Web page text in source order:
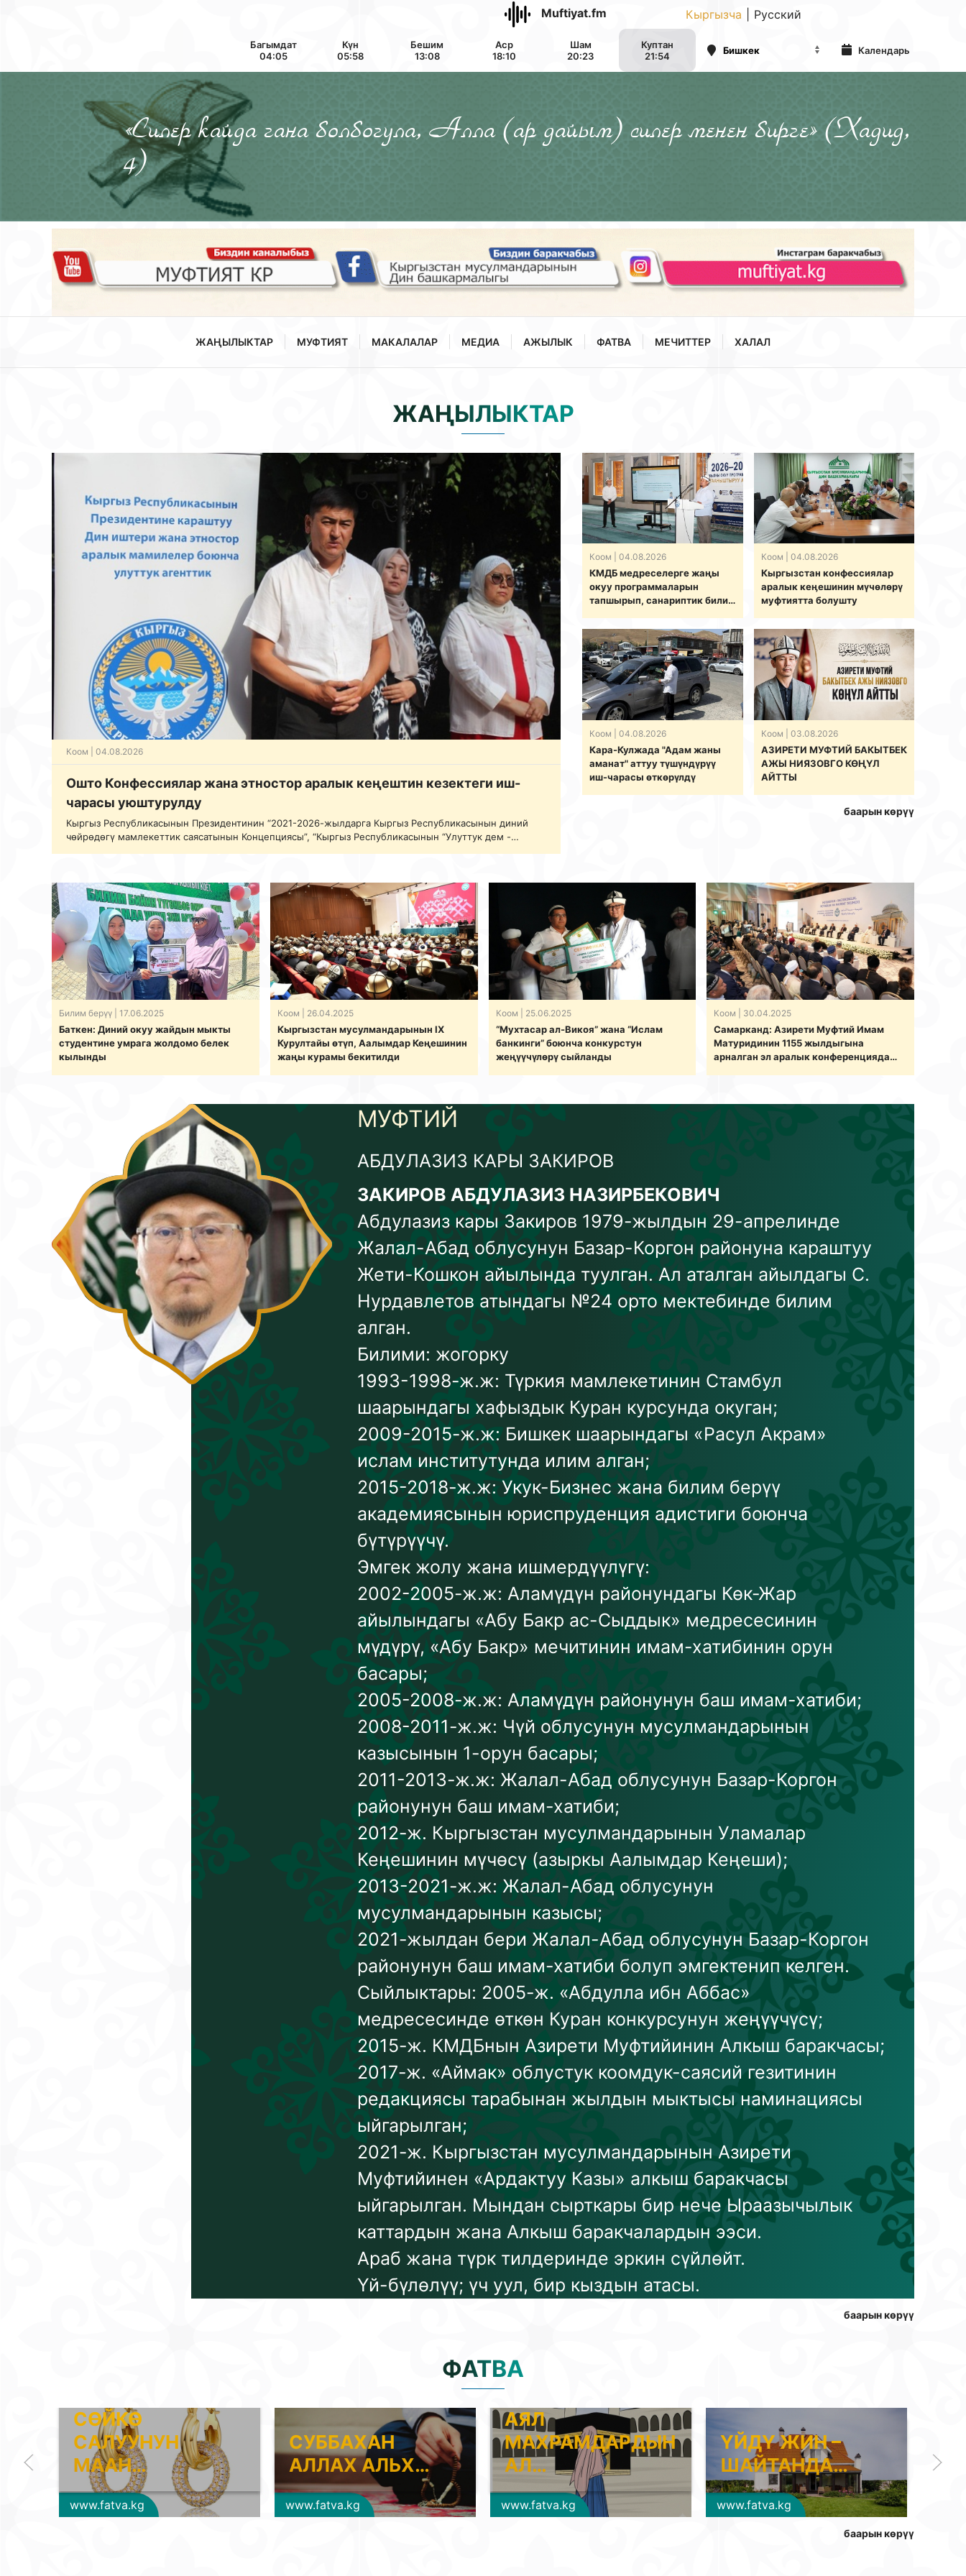
Muftiyat.fm Кыргызча Русский
Багымдат
04:05
Күн
05:58
Бешим
13:08
Аср
18:10
Шам
20:23
Куптан
21:54
Календарь
«Силер кайда гана болбогула, Алла (ар дайым) силер менен бирге» (Хадид,
4)
ЖАҢЫЛЫКТАР МУФТИЯТ МАКАЛАЛАР МЕДИА АЖЫЛЫК ФАТВА МЕЧИТТЕР ХАЛАЛ
ЖАҢЫЛЫКТАР
Коом | 04.08.2026
Ошто Конфессиялар жана этностор аралык кеңештин кезектеги иш-
чарасы уюштурулду
Кыргыз Республикасынын Президентинин “2021-2026-жылдарга Кыргыз Республикасынын диний
чөйрөдөгү мамлекеттик саясатынын Концепциясы”, “Кыргыз Республикасынын “Улуттук дем -
Коом | 04.08.2026
КМДБ медреселерге жаңы
окуу программаларын
тапшырып, санариптик билим
ишке киргизди
Коом | 04.08.2026
Кыргызстан конфессиялар
аралык кеӊешинин мүчөлөрү
муфтиятта болушту
Коом | 04.08.2026
Кара-Кулжада "Адам жаны
аманат" аттуу түшүндүрүү
иш-чарасы өткөрүлдү
Коом | 03.08.2026
АЗИРЕТИ МУФТИЙ БАКЫТБЕК
АЖЫ НИЯЗОВГО КӨҢҮЛ
АЙТТЫ
баарын көрүү
Билим берүү | 17.06.2025
Баткен: Диний окуу жайдын мыкты
студентине умрага жолдомо белек
кылынды
Коом | 26.04.2025
Кыргызстан мусулмандарынын IX
Курултайы өтүп, Аалымдар Кеңешинин
жаңы курамы бекитилди
Коом | 25.06.2025
“Мухтасар ал-Викоя” жана “Ислам
банкинги” боюнча конкурстун
жеңүүчүлөрү сыйланды
Коом | 30.04.2025
Самарканд: Азирети Муфтий Имам
Матуридинин 1155 жылдыгына
арналган эл аралык конференцияда
МУФТИЙ
АБДУЛАЗИЗ КАРЫ ЗАКИРОВ
ЗАКИРОВ АБДУЛАЗИЗ НАЗИРБЕКОВИЧ
Абдулазиз кары Закиров 1979-жылдын 29-апрелинде
Жалал-Абад облусунун Базар-Коргон районуна караштуу
Жети-Кошкон айылында туулган. Ал аталган айылдагы С.
Нурдавлетов атындагы №24 орто мектебинде билим
алган.
Билими: жогорку
1993-1998-ж.ж: Түркия мамлекетинин Стамбул
шаарындагы хафыздык Куран курсунда окуган;
2009-2015-ж.ж: Бишкек шаарындагы «Расул Акрам»
ислам институтунда илим алган;
2015-2018-ж.ж: Укук-Бизнес жана билим берүү
академиясынын юриспруденция адистиги боюнча
бүтүрүүчү.
Эмгек жолу жана ишмердүүлүгү:
2002-2005-ж.ж: Аламүдүн районундагы Көк-Жар
айылындагы «Абу Бакр ас-Сыддык» медресесинин
мүдүрү, «Абу Бакр» мечитинин имам-хатибинин орун
басары;
2005-2008-ж.ж: Аламүдүн районунун баш имам-хатиби;
2008-2011-ж.ж: Чүй облусунун мусулмандарынын
казысынын 1-орун басары;
2011-2013-ж.ж: Жалал-Абад облусунун Базар-Коргон
районунун баш имам-хатиби;
2012-ж. Кыргызстан мусулмандарынын Уламалар
Кеңешинин мүчөсү (азыркы Аалымдар Кеңеши);
2013-2021-ж.ж: Жалал-Абад облусунун
мусулмандарынын казысы;
2021-жылдан бери Жалал-Абад облусунун Базар-Коргон
районунун баш имам-хатиби болуп эмгектенип келген.
Сыйлыктары: 2005-ж. «Абдулла ибн Аббас»
медресесинде өткөн Куран конкурсунун жеңүүчүсү;
2015-ж. КМДБнын Азирети Муфтийинин Алкыш баракчасы;
2017-ж. «Аймак» облустук коомдук-саясий гезитинин
редакциясы тарабынан жылдын мыктысы наминациясы
ыйгарылган;
2021-ж. Кыргызстан мусулмандарынын Азирети
Муфтийинен «Ардактуу Казы» алкыш баракчасы
ыйгарылган. Мындан сырткары бир нече Ыраазычылык
каттардын жана Алкыш баракчалардын ээси.
Араб жана түрк тилдеринде эркин сүйлөйт.
Үй-бүлөлүү; үч уул, бир кыздын атасы.
баарын көрүү
ФАТВА
www.fatva.kg
СӨЙКӨ
САЛУУНУН
МААН…
www.fatva.kg
СУББАХАН
АЛЛАХ АЛЬХ…
www.fatva.kg
АЯЛ
МАХРАМДАРДЫН
АЛ…
www.fatva.kg
ҮЙДҮ ЖИН –
ШАЙТАНДА…
баарын көрүү